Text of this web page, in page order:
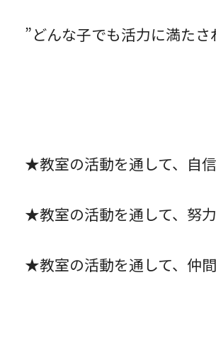
”どんな子でも活力に満た
★教室の活動を通して、自
★教室の活動を通して、努
★教室の活動を通して、仲